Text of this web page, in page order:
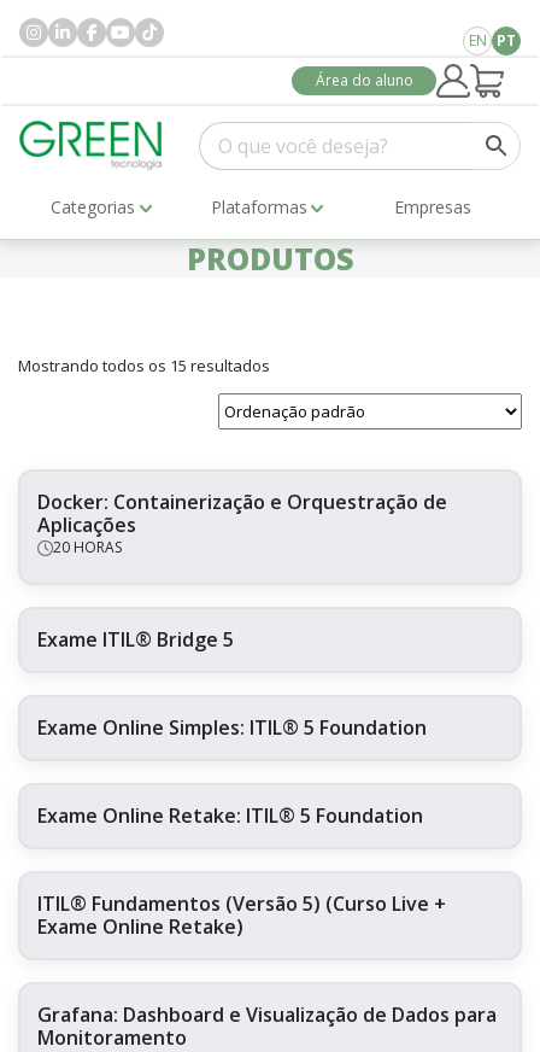
EN PT
Área do aluno
Categorias Plataformas Empresas
PRODUTOS
Mostrando todos os 15 resultados
Docker: Containerização e Orquestração de
Aplicações
20 HORAS
Exame ITIL® Bridge 5
Exame Online Simples: ITIL® 5 Foundation
Exame Online Retake: ITIL® 5 Foundation
ITIL® Fundamentos (Versão 5) (Curso Live +
Exame Online Retake)
Grafana: Dashboard e Visualização de Dados para
Monitoramento